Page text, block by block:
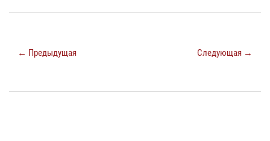
← Предыдущая Следующая →